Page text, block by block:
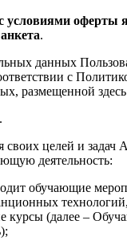
условиями оферты
.
данных
с
размещенной
.
своих целей и задач
деятельность:
обучающие
курсы (далее –